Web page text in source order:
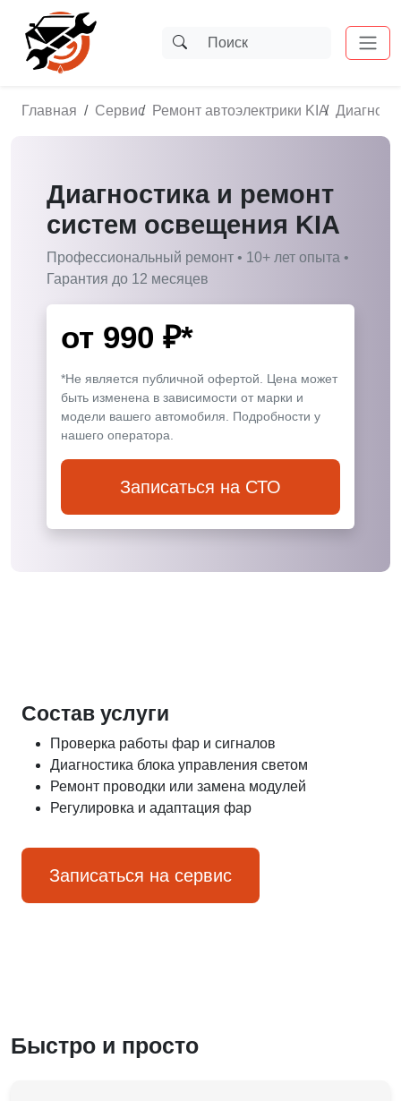
Главная Сервис Ремонт автоэлектрики KIA
Диагностика и ремонт
систем освещения KIA
Профессиональный ремонт • 10+ лет опыта •
Гарантия до 12 месяцев
от 990 ₽*
*Не является публичной офертой. Цена может
быть изменена в зависимости от марки и
модели вашего автомобиля. Подробности у
нашего оператора.
Записаться на СТО
Состав услуги
Проверка работы фар и сигналов
Диагностика блока управления светом
Ремонт проводки или замена модулей
Регулировка и адаптация фар
Записаться на сервис
Быстро и просто